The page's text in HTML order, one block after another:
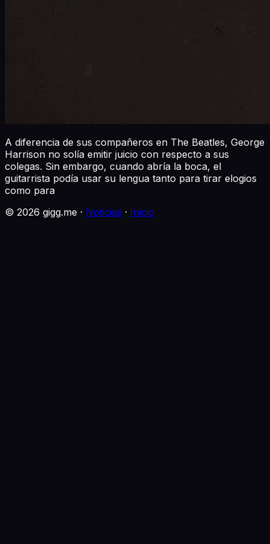
A diferencia de sus compañeros en The Beatles, George
Harrison no solía emitir juicio con respecto a sus
colegas. Sin embargo, cuando abría la boca, el
guitarrista podía usar su lengua tanto para tirar elogios
como para
© 2026 gigg.me · Noticias · Inicio